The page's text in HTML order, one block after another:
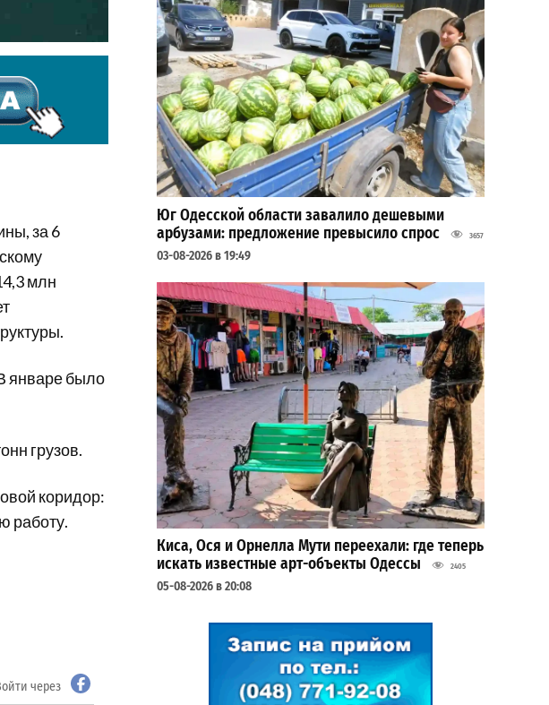
за 6
млн
январе было
грузов.
коридор:
работу.
через
Юг Одесской области завалило дешевыми
арбузами: предложение превысило спрос
3657
03-08-2026 в 19:49
Киса, Ося и Орнелла Мути переехали: где теперь
искать известные арт-объекты Одессы
2405
05-08-2026 в 20:08